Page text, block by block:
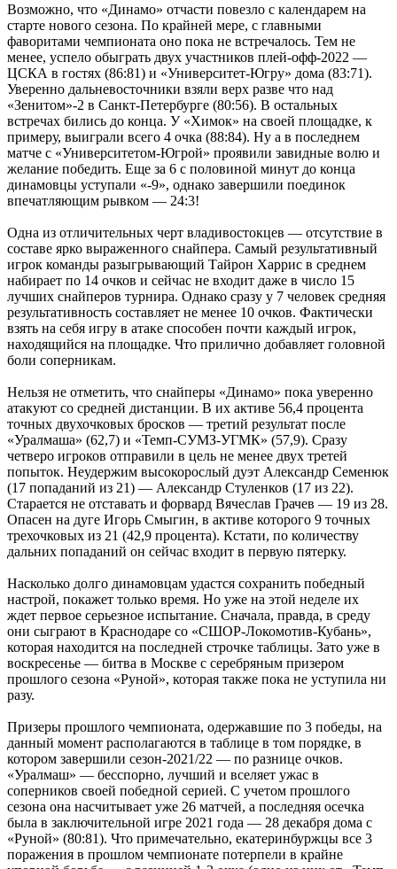
Возможно, что «Динамо» отчасти повезло с календарем на
старте нового сезона. По крайней мере, с главными
фаворитами чемпионата оно пока не встречалось. Тем не
менее, успело обыграть двух участников плей-офф-2022 —
ЦСКА в гостях (86:81) и «Университет-Югру» дома (83:71).
Уверенно дальневосточники взяли верх разве что над
«Зенитом»-2 в Санкт-Петербурге (80:56). В остальных
встречах бились до конца. У «Химок» на своей площадке, к
примеру, выиграли всего 4 очка (88:84). Ну а в последнем
матче с «Университетом-Югрой» проявили завидные волю и
желание победить. Еще за 6 с половиной минут до конца
динамовцы уступали «-9», однако завершили поединок
впечатляющим рывком — 24:3!
Одна из отличительных черт владивостокцев — отсутствие в
составе ярко выраженного снайпера. Самый результативный
игрок команды разыгрывающий Тайрон Харрис в среднем
набирает по 14 очков и сейчас не входит даже в число 15
лучших снайперов турнира. Однако сразу у 7 человек средняя
результативность составляет не менее 10 очков. Фактически
взять на себя игру в атаке способен почти каждый игрок,
находящийся на площадке. Что прилично добавляет головной
боли соперникам.
Нельзя не отметить, что снайперы «Динамо» пока уверенно
атакуют со средней дистанции. В их активе 56,4 процента
точных двухочковых бросков — третий результат после
«Уралмаша» (62,7) и «Темп-СУМЗ-УГМК» (57,9). Сразу
четверо игроков отправили в цель не менее двух третей
попыток. Неудержим высокорослый дуэт Александр Семенюк
(17 попаданий из 21) — Александр Стуленков (17 из 22).
Старается не отставать и форвард Вячеслав Грачев — 19 из 28.
Опасен на дуге Игорь Смыгин, в активе которого 9 точных
трехочковых из 21 (42,9 процента). Кстати, по количеству
дальних попаданий он сейчас входит в первую пятерку.
Насколько долго динамовцам удастся сохранить победный
настрой, покажет только время. Но уже на этой неделе их
ждет первое серьезное испытание. Сначала, правда, в среду
они сыграют в Краснодаре со «СШОР-Локомотив-Кубань»,
которая находится на последней строчке таблицы. Зато уже в
воскресенье — битва в Москве с серебряным призером
прошлого сезона «Руной», которая также пока не уступила ни
разу.
Призеры прошлого чемпионата, одержавшие по 3 победы, на
данный момент располагаются в таблице в том порядке, в
котором завершили сезон-2021/22 — по разнице очков.
«Уралмаш» — бесспорно, лучший и вселяет ужас в
соперников своей победной серией. С учетом прошлого
сезона она насчитывает уже 26 матчей, а последняя осечка
была в заключительной игре 2021 года — 28 декабря дома с
«Руной» (80:81). Что примечательно, екатеринбуржцы все 3
поражения в прошлом чемпионате потерпели в крайне